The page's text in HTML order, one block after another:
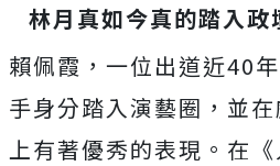
林月真如今真的踏入政
賴佩霞，一位出道近40
手身分踏入演藝圈，並
上有著優秀的表現。在